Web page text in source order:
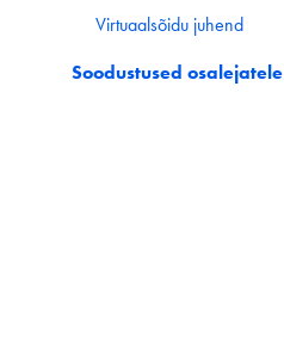
Virtuaalsõidu juhend
Soodustused osalejatele